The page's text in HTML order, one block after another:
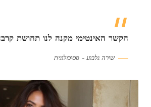
הקשר האינטימי מקנה לנו תחושת
שירה גלבוע – פסיכולוגית